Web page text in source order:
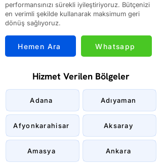
performansınızı sürekli iyileştiriyoruz. Bütçenizi
en verimli şekilde kullanarak maksimum geri
dönüş sağlıyoruz.
Hemen Ara Whatsapp
Hizmet Verilen Bölgeler
Adana
Afyonkarahisar
Amasya
Adıyaman
Aksaray
Ankara